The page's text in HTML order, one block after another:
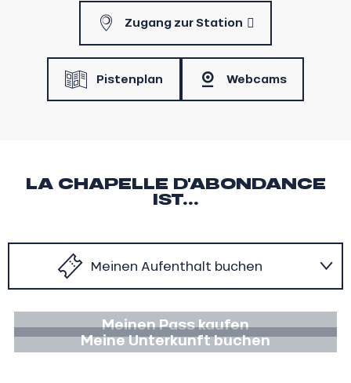
Zugang zur Station
Pistenplan Webcams
LA CHAPELLE D'ABONDANCE
IST...
Meinen Aufenthalt buchen
Im Winter zu tun
Im Sommer zu tun
Meinen Pass kaufen
Meine Unterkunft buchen